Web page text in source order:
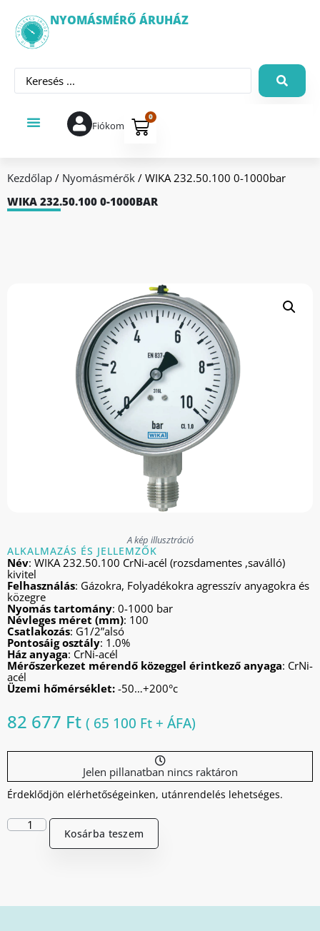
NYOMÁSMÉRŐ ÁRUHÁZ
Fiókom
0
Kezdőlap / Nyomásmérők / WIKA 232.50.100 0-1000bar
WIKA 232.50.100 0-1000BAR
A kép illusztráció
ALKALMAZÁS ÉS JELLEMZŐK
Név: WIKA 232.50.100 CrNi-acél (rozsdamentes ,saválló)
kivitel
Felhasználás: Gázokra, Folyadékokra agresszív anyagokra és
közegre
Nyomás tartomány: 0-1000 bar
Névleges méret (mm): 100
Csatlakozás: G1/2”alsó
Pontosáig osztály: 1.0%
Ház anyaga: CrNi-acél
Mérőszerkezet mérendő közeggel érintkező anyaga: CrNi-
acél
Üzemi hőmérséklet: -50…+200°c
82 677 Ft ( 65 100 Ft + ÁFA)
Jelen pillanatban nincs raktáron
Érdeklődjön elérhetőségeinken, utánrendelés lehetséges.
Kosárba teszem